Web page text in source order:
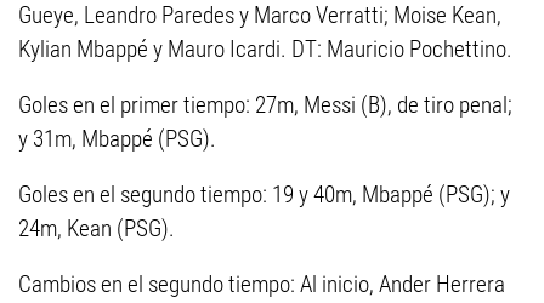
Gueye, Leandro Paredes y Marco Verratti; Moise Kean,
Kylian Mbappé y Mauro Icardi. DT: Mauricio Pochettino.
Goles en el primer tiempo: 27m, Messi (B), de tiro penal;
y 31m, Mbappé (PSG).
Goles en el segundo tiempo: 19 y 40m, Mbappé (PSG); y
24m, Kean (PSG).
Cambios en el segundo tiempo: Al inicio, Ander Herrera